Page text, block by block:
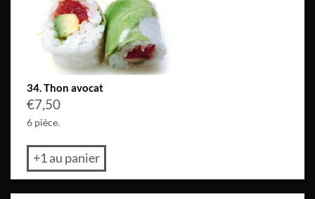
34. Thon avocat
€7,50
6 pièce.
+1 au panier